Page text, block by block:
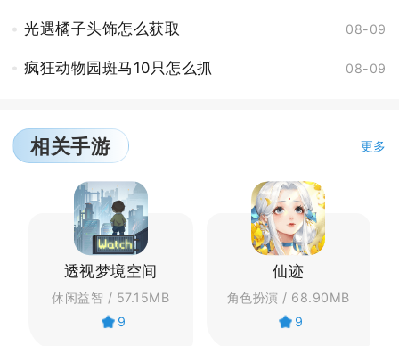
光遇橘子头饰怎么获取 08-09
疯狂动物园斑马10只怎么抓 08-09
相关手游 更多
透视梦境空间
休闲益智 / 57.15MB
9
仙迹
角色扮演 / 68.90MB
9